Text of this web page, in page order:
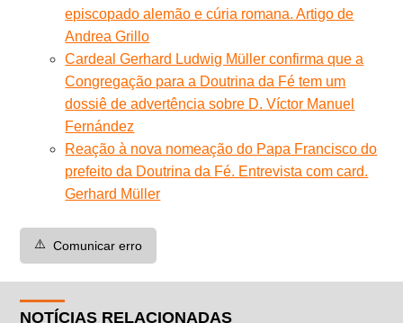
episcopado alemão e cúria romana. Artigo de
Andrea Grillo
Cardeal Gerhard Ludwig Müller confirma que a
Congregação para a Doutrina da Fé tem um
dossiê de advertência sobre D. Víctor Manuel
Fernández
Reação à nova nomeação do Papa Francisco do
prefeito da Doutrina da Fé. Entrevista com card.
Gerhard Müller
⚠️ Comunicar erro
NOTÍCIAS RELACIONADAS